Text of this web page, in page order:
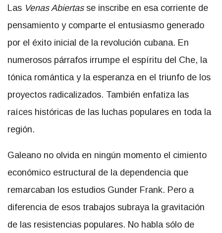
Las Venas Abiertasse inscribe en esa corriente de
pensamiento y comparte el entusiasmo generado
por el éxito inicial de la revolución cubana. En
numerosos párrafos irrumpe el espíritu del Che, la
tónica romántica y la esperanza en el triunfo de los
proyectos radicalizados. También enfatiza las
raíces históricas de las luchas populares en toda la
región.
Galeano no olvida en ningún momento el cimiento
económico estructural de la dependencia que
remarcaban los estudios Gunder Frank. Pero a
diferencia de esos trabajos subraya la gravitación
de las resistencias populares. No habla sólo de